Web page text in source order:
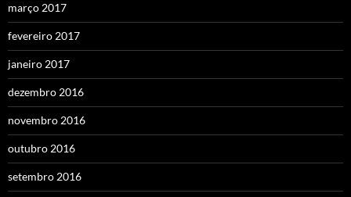
março 2017
fevereiro 2017
janeiro 2017
dezembro 2016
novembro 2016
outubro 2016
setembro 2016